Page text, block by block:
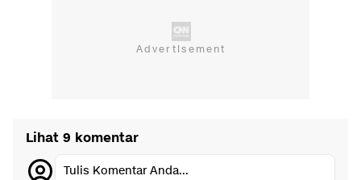
Lihat 9 komentar
Tulis Komentar Anda...